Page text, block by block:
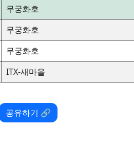
무궁화호
무궁화호
무궁화호
ITX-새마을
공유하기 🔗